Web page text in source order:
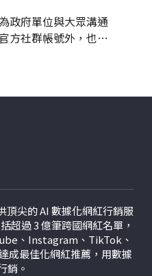
政府單位與大眾溝通
方社群帳號外，也積
藉由網紅的社群影響
頂尖的 AI 數據化網紅行銷服
超過 3 億筆跨國網紅名單，
、Instagram、TikTok、
成最佳化網紅推薦，用數據
銷。